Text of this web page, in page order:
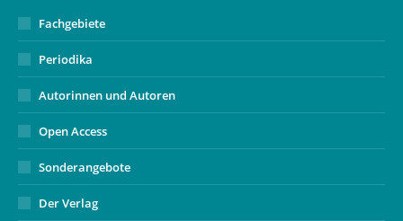
Fachgebiete
Periodika
Autorinnen und Autoren
Open Access
Sonderangebote
Der Verlag